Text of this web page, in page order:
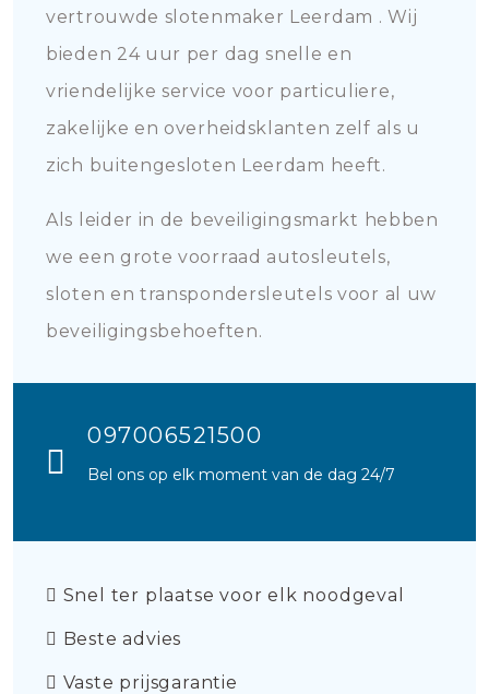
vertrouwde slotenmaker Leerdam . Wij
bieden 24 uur per dag snelle en
vriendelijke service voor particuliere,
zakelijke en overheidsklanten zelf als u
zich buitengesloten Leerdam heeft.
Als leider in de beveiligingsmarkt hebben
we een grote voorraad autosleutels,
sloten en transpondersleutels voor al uw
beveiligingsbehoeften.
097006521500
Bel ons op elk moment van de dag 24/7
Snel ter plaatse voor elk noodgeval
Beste advies
Vaste prijsgarantie